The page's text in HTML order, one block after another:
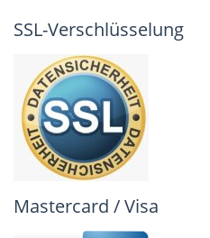
SSL-Verschlüsselung
Mastercard / Visa